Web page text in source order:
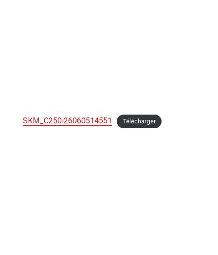
SKM_C250i26060514551 Télécharger